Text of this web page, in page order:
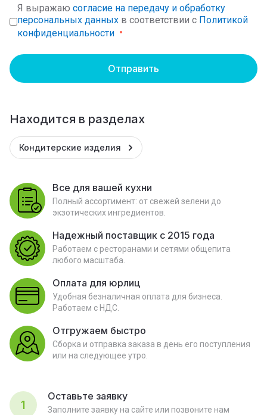
Я выражаю согласие на передачу и обработку
персональных данных в соответствии с Политикой
конфиденциальности
Отправить
Находится в разделах
Кондитерские изделия
Все для вашей кухни
Полный ассортимент: от свежей зелени до
экзотических ингредиентов.
Надежный поставщик с 2015 года
Работаем с ресторанами и сетями общепита
любого масштаба.
Оплата для юрлиц
Удобная безналичная оплата для бизнеса.
Работаем с НДС.
Отгружаем быстро
Сборка и отправка заказа в день его поступления
или на следующее утро.
1
Оставьте заявку
Заполните заявку на сайте или позвоните нам